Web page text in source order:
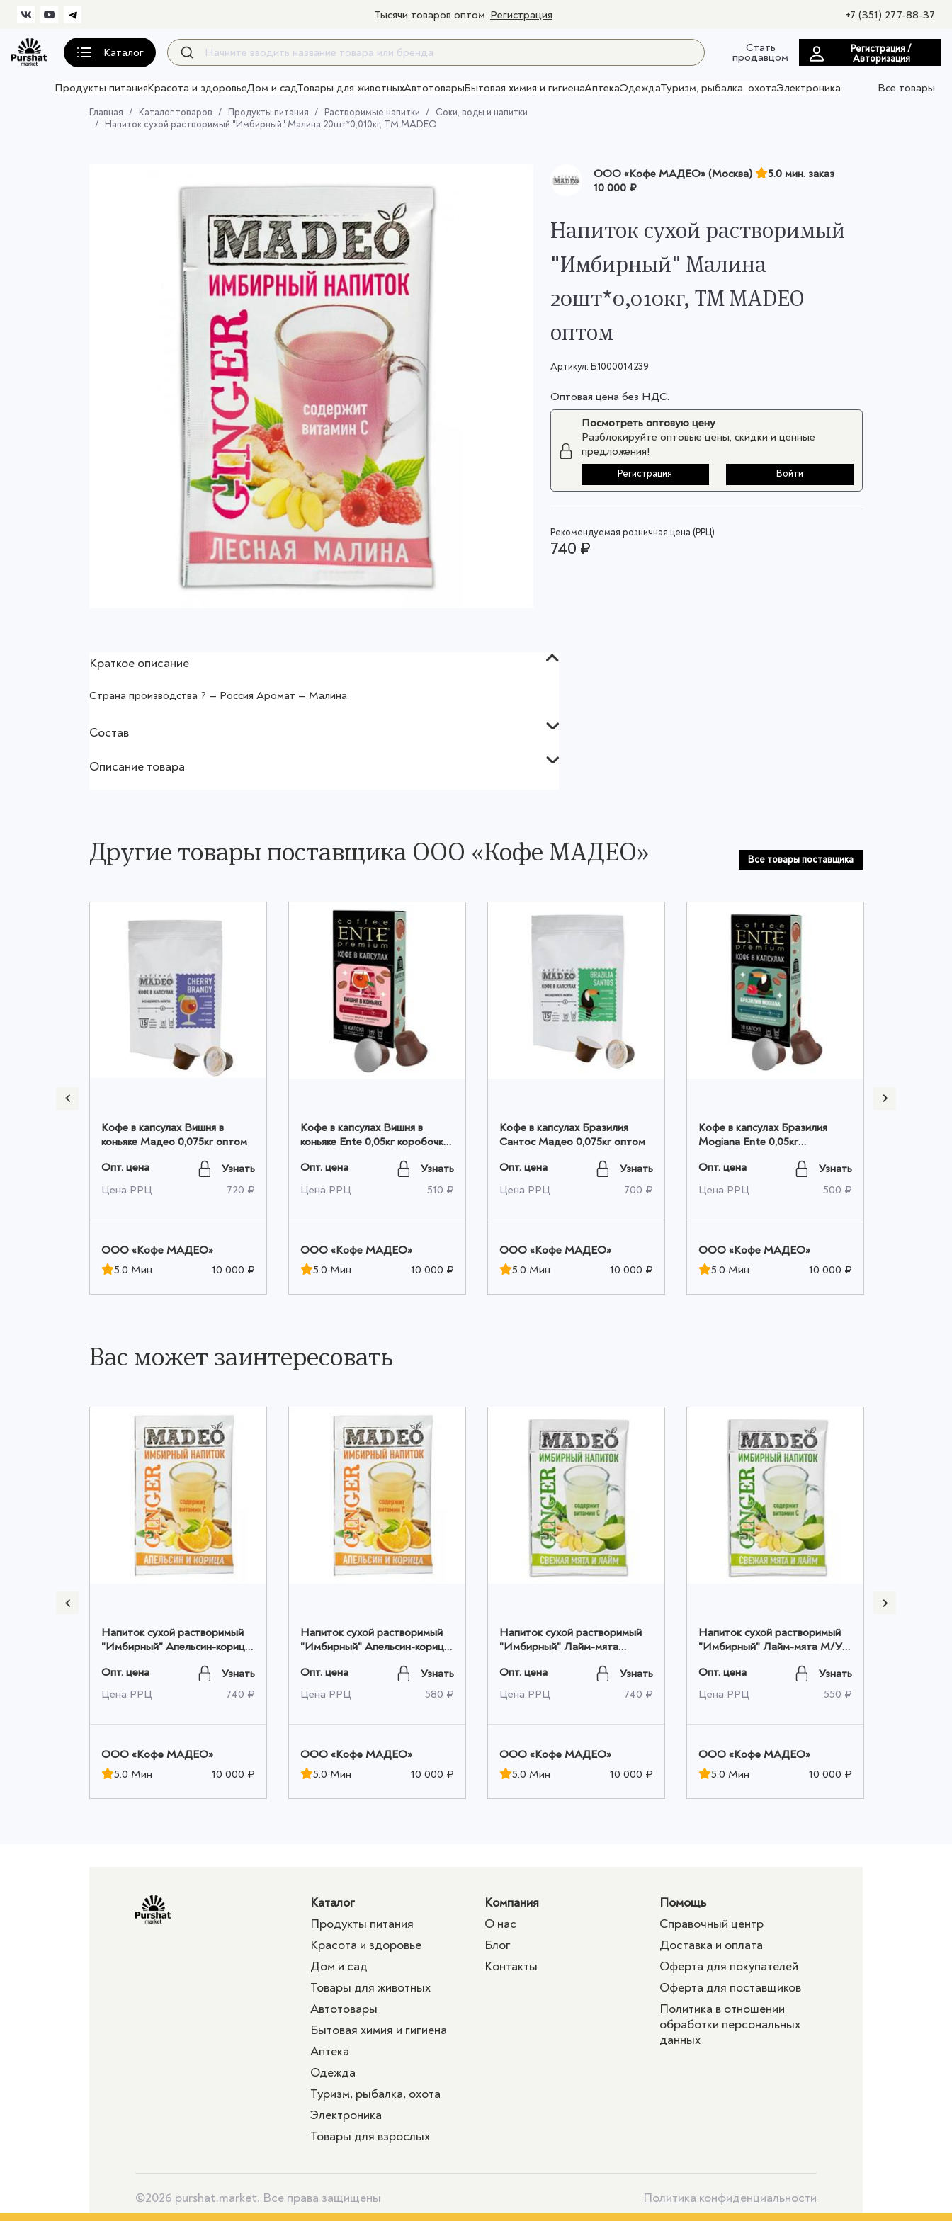
Тысячи товаров оптом. Регистрация +7 (351) 277-88-37
Каталог Стать
продавцом
Регистрация /
Авторизация
Продукты питанияКрасота и здоровьеДом и садТовары для животныхАвтотоварыБытовая химия и гигиенаАптекаОдеждаТуризм, рыбалка, охотаЭлектроника
Все товары
Главная Каталог товаров Продукты питания Растворимые напитки
Соки, воды и напитки
Напиток сухой растворимый "Имбирный" Малина 20шт*0,010кг, ТМ MADEO
OOO «Кофе МАДЕО» (Москва)
5.0 мин. заказ
10 000 ₽
Напиток сухой растворимый
"Имбирный" Малина
20шт*0,010кг, ТМ MADEO
оптом
Артикул: Б1000014239
Оптовая цена без НДС.
Посмотреть оптовую цену
Разблокируйте оптовые цены, скидки и ценные
предложения!
Регистрация Войти
Рекомендуемая розничная цена (РРЦ)
740 ₽
Краткое описание
Страна производства ? — Россия Аромат — Малина
Состав
Описание товара
Другие товары поставщика OOO «Кофе МАДЕО» Все товары поставщика
Кофе в капсулах Вишня в
коньяке Мадео 0,075кг оптом
Опт. цена
Узнать
Цена РРЦ
720 ₽
OOO «Кофе МАДЕО»
5.0 Мин
10 000 ₽
Кофе в капсулах Вишня в
коньяке Ente 0,05кг коробочка
Опт. цена
Узнать
Цена РРЦ
510 ₽
OOO «Кофе МАДЕО»
5.0 Мин
10 000 ₽
Кофе в капсулах Бразилия
Сантос Мадео 0,075кг оптом
Опт. цена
Узнать
Цена РРЦ
700 ₽
OOO «Кофе МАДЕО»
5.0 Мин
10 000 ₽
Кофе в капсулах Бразилия
Mogiana Ente 0,05кг
Опт. цена
Узнать
Цена РРЦ
500 ₽
OOO «Кофе МАДЕО»
5.0 Мин
10 000 ₽
Вас может заинтересовать
Напиток сухой растворимый
"Имбирный" Апельсин-корица
оптом
Опт. цена
Узнать
Цена РРЦ
740 ₽
OOO «Кофе МАДЕО»
5.0 Мин
10 000 ₽
Напиток сухой растворимый
"Имбирный" Апельсин-корица
оптом
Опт. цена
Узнать
Цена РРЦ
580 ₽
OOO «Кофе МАДЕО»
5.0 Мин
10 000 ₽
Напиток сухой растворимый
"Имбирный" Лайм-мята
оптом
Опт. цена
Узнать
Цена РРЦ
740 ₽
OOO «Кофе МАДЕО»
5.0 Мин
10 000 ₽
Напиток сухой растворимый
"Имбирный" Лайм-мята М/У
оптом
Опт. цена
Узнать
Цена РРЦ
550 ₽
OOO «Кофе МАДЕО»
5.0 Мин
10 000 ₽
Каталог
Продукты питания
Красота и здоровье
Дом и сад
Товары для животных
Автотовары
Бытовая химия и гигиена
Аптека
Одежда
Туризм, рыбалка, охота
Электроника
Товары для взрослых
Компания
О нас
Блог
Контакты
Помощь
Справочный центр
Доставка и оплата
Оферта для покупателей
Оферта для поставщиков
Политика в отношении
обработки персональных
данных
©2026 purshat.market. Все права защищены Политика конфиденциальности